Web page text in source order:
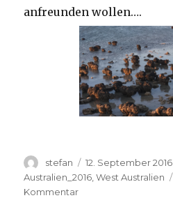
anfreunden wollen….
Autor
stefan
Veröffentlicht
am
12. September 2016
Australien_2016 ,West Australien
Kommentarzu